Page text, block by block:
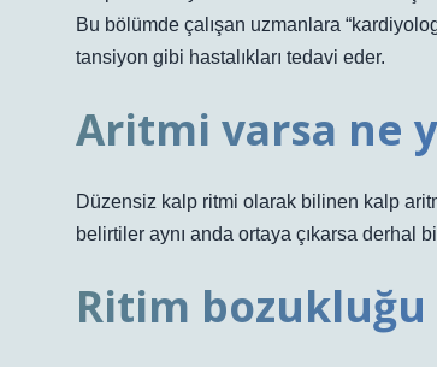
Bu bölümde çalışan uzmanlara
tansiyon gibi hastalıkları tedavi eder.
Aritmi varsa ne
Düzensiz kalp ritmi olarak bilinen kalp
belirtiler aynı anda ortaya çıkarsa derhal
Ritim bozukluğu